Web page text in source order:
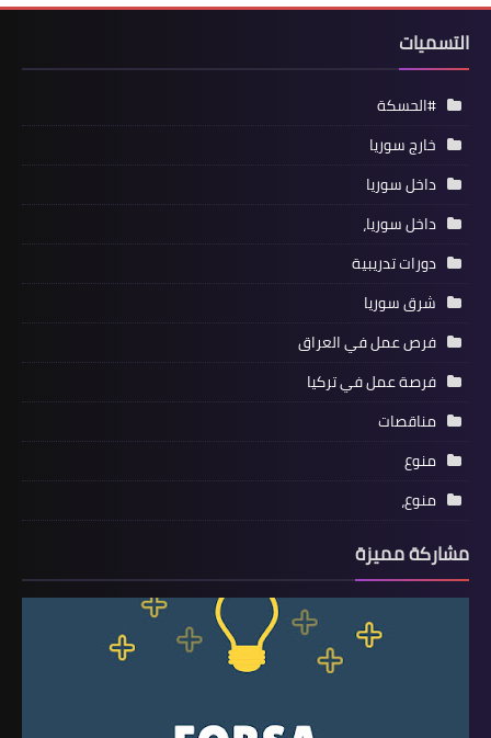
التسميات
#الحسكة
خارج سوريا
داخل سوريا
داخل سوريا،
دورات تدريبية
شرق سوريا
فرص عمل في العراق
فرصة عمل في تركيا
مناقصات
منوع
منوع،
مشاركة مميزة